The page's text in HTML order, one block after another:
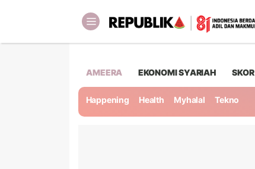
AMEERA EKONOMI SYARIAH SKOR
Happening Health Myhalal Tekno